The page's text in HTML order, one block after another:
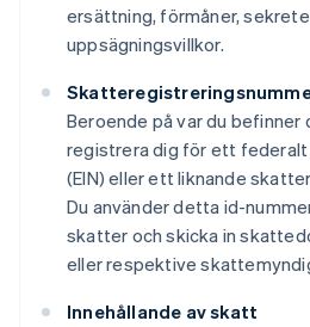
ersättning, förmåner,
uppsägningsvillkor.
Beroende på var du befinner
registrera dig för ett
(EIN) eller ett liknande
Du använder detta id-
skatter och skicka in
eller respektive
Innehållande av skatt